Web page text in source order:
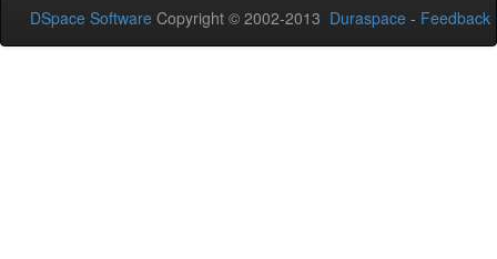
DSpace Software Copyright © 2002-2013 Duraspace - Feedback